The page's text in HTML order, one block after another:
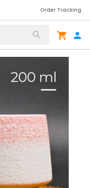
Order Tracking